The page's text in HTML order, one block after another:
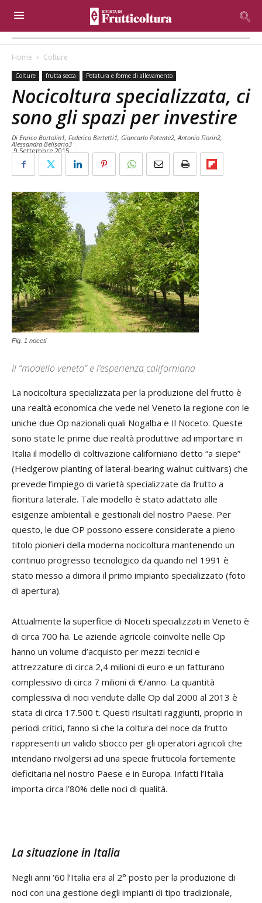
Home Colture
Colture frutta secca Potatura e forme di allevamento
Nocicoltura specializzata, ci
sono gli spazi per investire
Di Enrico Bortolin1, Federico Bertetti1, Giancarlo Potente2, Antonio Fiorin2,
Alessandra Belisario3 -
9 Settembre 2015
Fig. 1 noceti
Il “modello veneto” e l’esperienza californiana
La nocicoltura specializzata per la produzione del frutto è
una realtà economica che vede nel Veneto la regione con le
uniche due Op nazionali quali Nogalba e Il Noceto. Queste
sono state le prime due realtà produttive ad importare in
Italia il modello di coltivazione californiano detto “a siepe”
(Hedgerow planting of lateral-bearing walnut cultivars) che
prevede l’impiego di varietà specializzate da frutto a
fioritura laterale. Tale modello è stato adattato alle
esigenze ambientali e gestionali del nostro Paese. Per
questo, le due OP possono essere considerate a pieno
titolo pionieri della moderna nocicoltura mantenendo un
continuo progresso tecnologico da quando nel 1991 è
stato messo a dimora il primo impianto specializzato (foto
di apertura).
Attualmente la superficie di Noceti specializzati in Veneto è
di circa 700 ha. Le aziende agricole coinvolte nelle Op
hanno un volume d’acquisto per mezzi tecnici e
attrezzature di circa 2,4 milioni di euro e un fatturano
complessivo di circa 7 milioni di €/anno. La quantità
complessiva di noci vendute dalle Op dal 2000 al 2013 è
stata di circa 17.500 t. Questi risultati raggiunti, proprio in
periodi critici, fanno sì che la coltura del noce da frutto
rappresenti un valido sbocco per gli operatori agricoli che
intendano rivolgersi ad una specie frutticola fortemente
deficitaria nel nostro Paese e in Europa. Infatti l’Italia
importa circa l’80% delle noci di qualità.
La situazione in Italia
Negli anni ‘60 l’Italia era al 2° posto per la produzione di
noci con una gestione degli impianti di tipo tradizionale,